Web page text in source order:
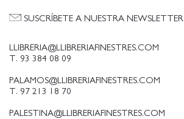
LLIBRERIA@LLIBRERIAFINESTRES.COM
T. 93 384 08 09
PALAMOS@LLIBRERIAFINESTRES.COM
T. 97 213 18 70
PALESTINA@LLIBRERIAFINESTRES.COM
SUSCRÍBETE A NUESTRA NEWSLETTER